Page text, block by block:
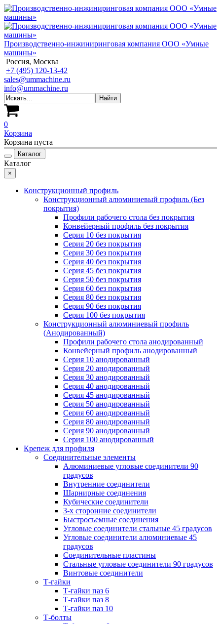
Производственно-инжиниринговая компания ООО «Умные
машины»
Россия, Москва
+7 (495) 120-13-42
sales@ummachine.ru
info@ummachine.ru
0
Корзина
Корзина пуста
Каталог
Каталог
×
Конструкционный профиль
Конструкционный алюминиевый профиль (Без
покрытия)
Профили рабочего стола без покрытия
Конвейерный профиль без покрытия
Серия 10 без покрытия
Серия 20 без покрытия
Серия 30 без покрытия
Серия 40 без покрытия
Серия 45 без покрытия
Серия 50 без покрытия
Серия 60 без покрытия
Серия 80 без покрытия
Серия 90 без покрытия
Серия 100 без покрытия
Конструкционный алюминиевый профиль
(Анодированный)
Профили рабочего стола анодированный
Конвейерный профиль анодированный
Серия 10 анодированный
Серия 20 анодированный
Серия 30 анодированный
Серия 40 анодированный
Серия 45 анодированный
Серия 50 анодированный
Серия 60 анодированный
Серия 80 анодированный
Серия 90 анодированный
Серия 100 анодированный
Крепеж для профиля
Соединительные элементы
Алюминиевые угловые соединители 90
градусов
Внутренние соединители
Шарнирные соединения
Кубические соединители
3-х сторонние соединители
Быстросъемные соединения
Угловые соединители стальные 45 градусов
Угловые соединители алюминиевые 45
градусов
Соединительные пластины
Стальные угловые соединители 90 градусов
Винтовые соединители
Т-гайки
Т-гайки паз 6
Т-гайки паз 8
Т-гайки паз 10
Т-болты